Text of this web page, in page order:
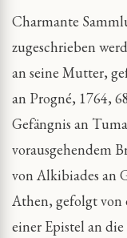
Charmante
zugeschrieben
an seine Mutter,
an Progné, 1764,
Gefängnis an
vorausgehendem
von Alkibiades an
Athen, gefolgt von
einer Epistel an